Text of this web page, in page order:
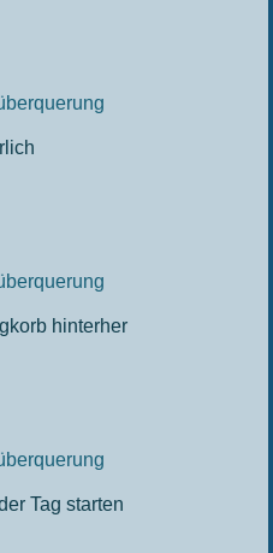
hinterher
Tag starten